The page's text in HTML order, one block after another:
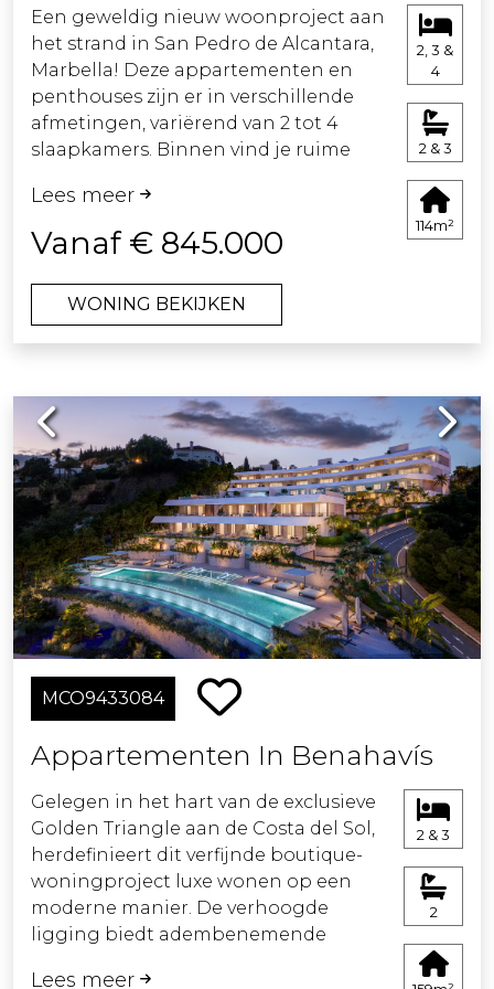
Een geweldig nieuw woonproject aan
het strand in San Pedro de Alcantara,
Marbella! Deze appartementen en
penthouses zijn er in verschillende
afmetingen, variërend van 2 tot 4
slaapkamers. Binnen vind je ruime
vierkante meter, en fantastische
terrassen tot wel 189 vierkante.
Elk appartement in dit project heeft
een modern ontwerp en is elegant,
De gemeenschappelijke ruimten zijn
voorzien van eersteklas voorzieningen,
waaronder een speciale
coworkingruimte voor professionals,
oplaadpunten voor elektrische auto's
voor degenen die om het milieu
geven, een verwarmd
binnenzwembad en een volledig
uitgeruste fitnessruimte en spa.
Bovendien zal het hele complex veilig
worden omheind met gecontroleerde
toegang, zodat bewoners kunnen
privéparkeergelegenheid en extra
Lees meer
Vanaf € 845.000
WONING BEKIJKEN
2, 3 &
4
2 & 3
114m²
Previous Next
MCO9433084
Appartementen In Benahavís
Gelegen in het hart van de exclusieve
Golden Triangle aan de Costa del Sol,
herdefinieert dit verfijnde boutique-
woningproject luxe wonen op een
moderne manier. De verhoogde
ligging biedt adembenemende
Lees meer
2 & 3
2